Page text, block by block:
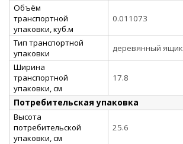
Объём
транспортной
упаковки, куб.м
0.011073
Тип транспортной
упаковки
деревянный ящик
Ширина
транспортной
упаковки, см
17.8
Потребительская упаковка
Высота
потребительской
упаковки, см
25.6